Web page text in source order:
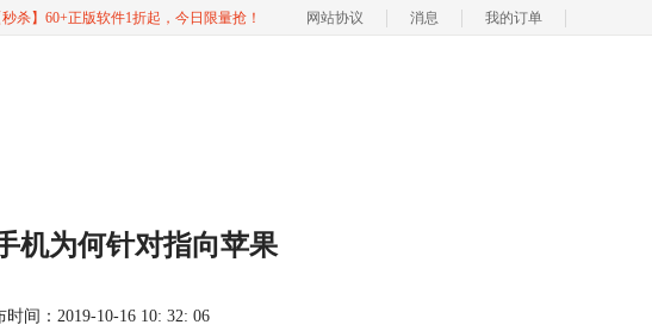
秒杀】60+正版软件1折起，今日限量抢！ 网站协议 消息 我的订单
机为何针对指向苹果
时间：2019-10-16 10: 32: 06